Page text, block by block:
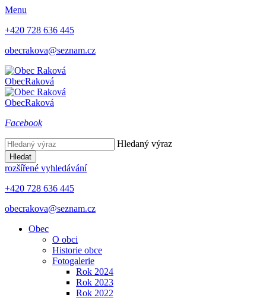
Menu
+420 728 636 445
obecrakova@seznam.cz
ObecRaková
ObecRaková
Facebook
Hledaný výraz
Hledat
rozšířené vyhledávání
+420 728 636 445
obecrakova@seznam.cz
Obec
O obci
Historie obce
Fotogalerie
Rok 2024
Rok 2023
Rok 2022